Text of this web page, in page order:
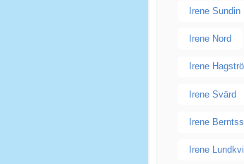
Irene Sundin
Irene Nord
Irene
Irene Svärd
Irene
Irene